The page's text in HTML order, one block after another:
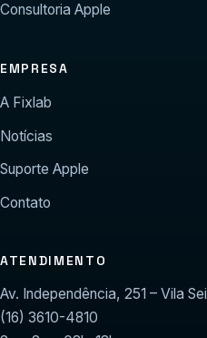
Consultoria Apple
EMPRESA
A Fixlab
Notícias
Suporte Apple
Contato
ATENDIMENTO
Av. Independência, 251 – Vila
(16) 3610-4810